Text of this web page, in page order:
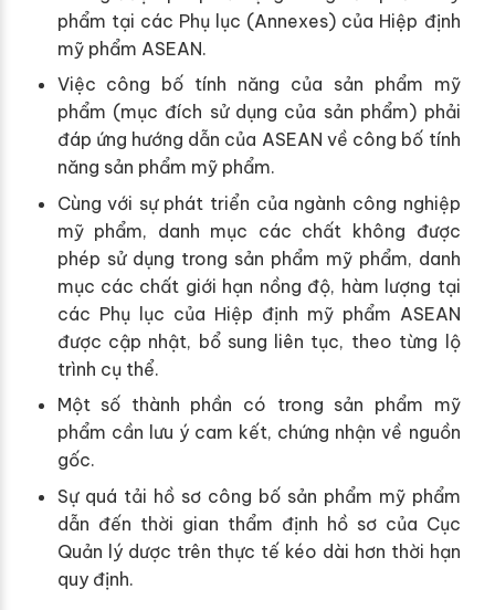
phẩm tại các Phụ lục (Annexes) của Hiệp định
mỹ phẩm ASEAN.
Việc công bố tính năng của sản phẩm mỹ
phẩm (mục đích sử dụng của sản phẩm) phải
đáp ứng hướng dẫn của ASEAN về công bố tính
năng sản phẩm mỹ phẩm.
Cùng với sự phát triển của ngành công nghiệp
mỹ phẩm, danh mục các chất không được
phép sử dụng trong sản phẩm mỹ phẩm, danh
mục các chất giới hạn nồng độ, hàm lượng tại
các Phụ lục của Hiệp định mỹ phẩm ASEAN
được cập nhật, bổ sung liên tục, theo từng lộ
trình cụ thể.
Một số thành phần có trong sản phẩm mỹ
phẩm cần lưu ý cam kết, chứng nhận về nguồn
gốc.
Sự quá tải hồ sơ công bố sản phẩm mỹ phẩm
dẫn đến thời gian thẩm định hồ sơ của Cục
Quản lý dược trên thực tế kéo dài hơn thời hạn
quy định.